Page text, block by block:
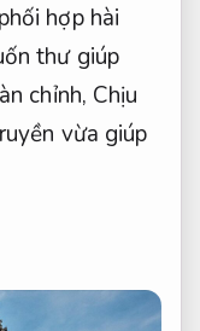
hợp hài
thư giúp
chỉnh, Chịu
vừa giúp